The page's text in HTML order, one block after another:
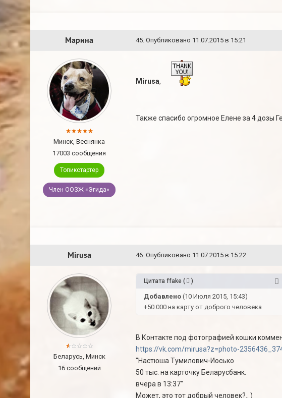
Марина 45. Опубликовано 11.07.2015 в 15:21
Минск, Веснянка
17003 сообщения
Топикстартер
Член ООЗЖ «Эгида»
Mirusa,
Также спасибо огромное Елене за 4 дозы
Mirusa 46. Опубликовано 11.07.2015 в 15:22
Беларусь, Минск
16 сообщений
Цитата ffake ( )
Добавлено (10 Июля 2015, 15:43)
+50.000 на карту от доброго человека
В Контакте под фотографией кошки
https://vk.com/mirusa?z=photo-
"Настюша Тумилович-Иосько
50 тыс. на карточку Беларусбанк.
вчера в 13:37"
Может, это тот добрый человек?.. )